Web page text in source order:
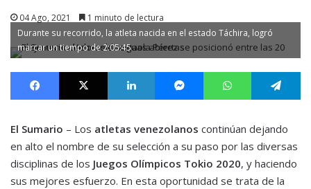
04 Ago, 2021 1 minuto de lectura
Durante su recorrido, la atleta nacida en el estado Táchira, logró
marcar un tiempo de 2:05:45
Facebook X LinkedIn MessengerWhatsApp
El Sumario – Los atletas venezolanos continúan dejando
en alto el nombre de su selección a su paso por las diversas
disciplinas de los Juegos Olímpicos Tokio 2020, y haciendo
sus mejores esfuerzo. En esta oportunidad se trata de la